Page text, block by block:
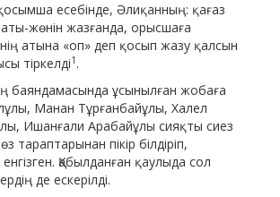
есебінде, Әлиқанның: қағаз
аты-жөнін жазғанда, орысшаға
атына «оп» деп қосып жазу қалсын
тіркелді1 .
баяндамасында ұсынылған жобаға
Манан Тұрғанбайұлы, Халел
Ишанғали Арабайұлы сияқты сиез
тараптарынан пікір білдіріп,
Қабылданған қаулыда сол
де ескерілді.